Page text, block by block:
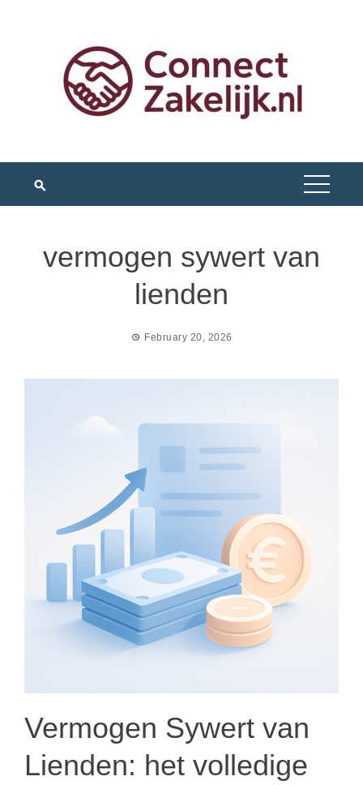
vermogen sywert van
lienden
February 20, 2026
Vermogen Sywert van
Lienden: het volledige